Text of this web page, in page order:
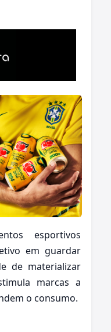
esportivos
em guardar
de materializar
marcas a
o consumo.